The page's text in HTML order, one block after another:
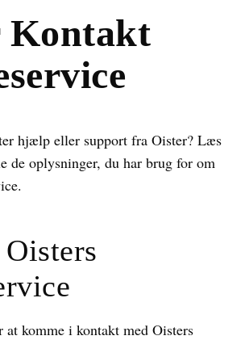
Kontakt
hjælp eller support fra Oister? Læs
de oplysninger, du har brug for om
at komme i kontakt med Oisters